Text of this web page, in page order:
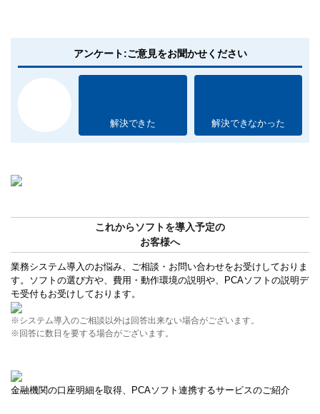
アンケート:ご意見をお聞かせください
解決できた 解決できなかった
これからソフトを導入予定の
お客様へ
業務システム導入のお悩み、ご相談・お問い合わせをお受けしておりま
す。ソフトの選び方や、費用・動作環境の説明や、PCAソフトの説明デ
モ受付もお受けしております。
※システム導入のご相談以外は回答出来ない場合がございます。
※回答に数日を要する場合がございます。
金融機関の口座明細を取得、PCAソフト連携するサービスのご紹介